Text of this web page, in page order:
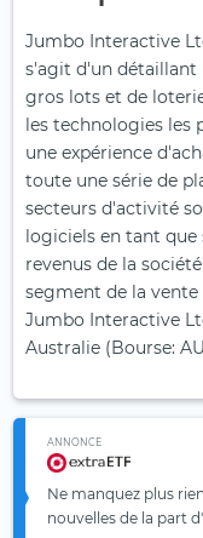
Jumbo Interactive
s'agit d'un détaillant
gros lots et de
les technologies les
une expérience
toute une série de
secteurs d'activité
logiciels en tant que
revenus de la
segment de la
Jumbo Interactive
Australie (Bourse:
ANNONCE
Ne manquez plus
nouvelles de la part